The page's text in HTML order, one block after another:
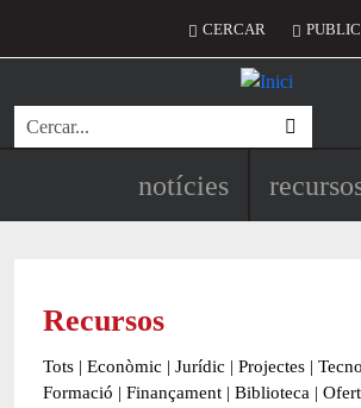
Menú del
CERCAR
Cerca
Navegació
notícies
Recursos
Tots | Econòmic | Jurídic | Projectes |
Formació | Finançament | Biblioteca |